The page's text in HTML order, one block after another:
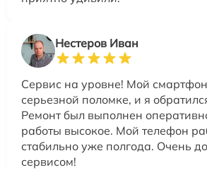
Нестеров Иван
Сервис на уровне! Мой
серьезной поломке, и я
Ремонт был выполнен
работы высокое. Мой телефон
стабильно уже полгода. Очень
сервисом!